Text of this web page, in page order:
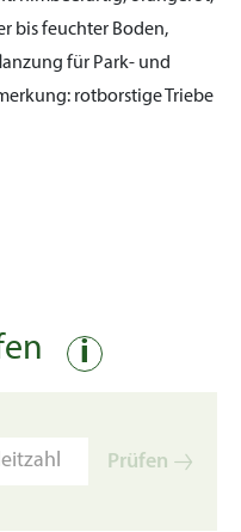
bis feuchter Boden,
für Park- und
rotborstige Triebe
i
Prüfen